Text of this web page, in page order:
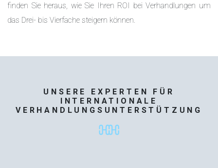
finden Sie heraus, wie Sie Ihren ROI bei Verhandlungen um
das Drei- bis Vierfache steigern können.
UNSERE EXPERTEN FÜR
INTERNATIONALE
VERHANDLUNGSUNTERSTÜTZUNG